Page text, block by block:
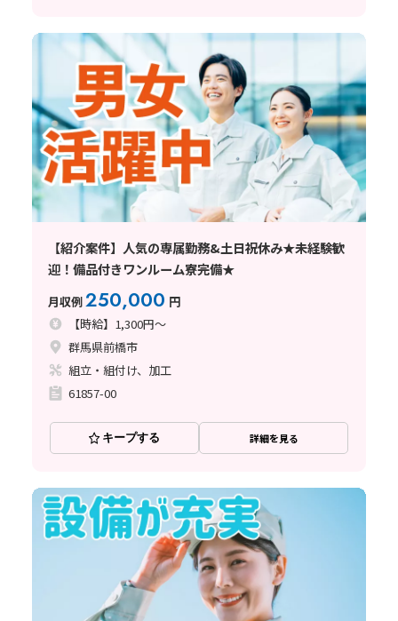
【紹介案件】人気の専属勤務&土日祝休み★未経験歓
迎！備品付きワンルーム寮完備★
月収例250,000 円
【時給】1,300円～
群馬県前橋市
組立・組付け、加工
61857-00
キープする 詳細を見る